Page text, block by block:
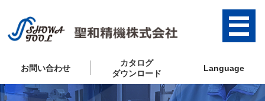
お問い合わせ
カタログ
ダウンロード
Language